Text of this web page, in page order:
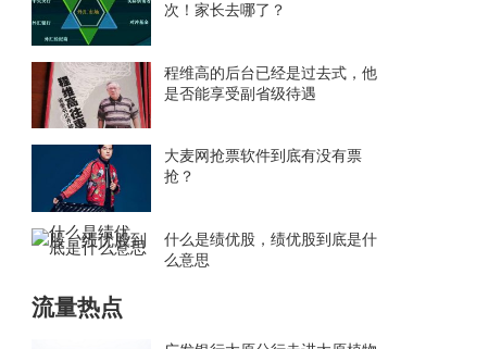
次！家长去哪了？
程维高的后台已经是过去式，他
是否能享受副省级待遇
大麦网抢票软件到底有没有票
抢？
什么是绩优股，绩优股到底是什
么意思
流量热点